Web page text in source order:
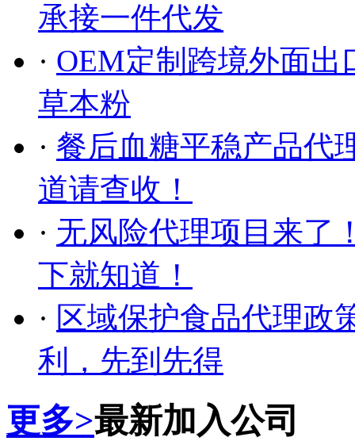
承接一件代发
· OEM定制跨境外面
草本粉
· 餐后血糖平稳产品代
道请查收！
· 无风险代理项目来了
下就知道！
· 区域保护食品代理政
利，先到先得
更多>最新加入公司